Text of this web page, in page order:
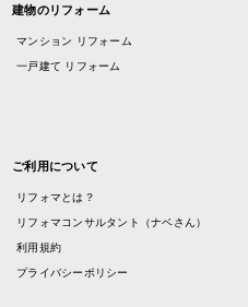
建物のリフォーム
マンション リフォーム
一戸建て リフォーム
ご利用について
リフォマとは？
リフォマコンサルタント（ナベさん）
利用規約
プライバシーポリシー